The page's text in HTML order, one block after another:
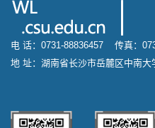
电 话：0731-88836457 传真：
地 址：湖南省长沙市岳麓区中南